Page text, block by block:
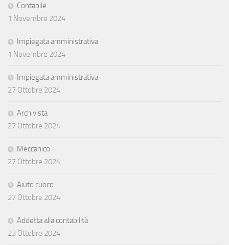
Contabile
1 Novembre 2024
Impiegata amministrativa
1 Novembre 2024
Impiegata amministrativa
27 Ottobre 2024
Archivista
27 Ottobre 2024
Meccanico
27 Ottobre 2024
Aiuto cuoco
27 Ottobre 2024
Addetta alla contabilità
23 Ottobre 2024